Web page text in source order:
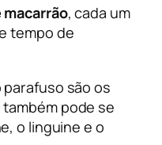
, cada um
tempo de
são os
pode se
o linguine e o